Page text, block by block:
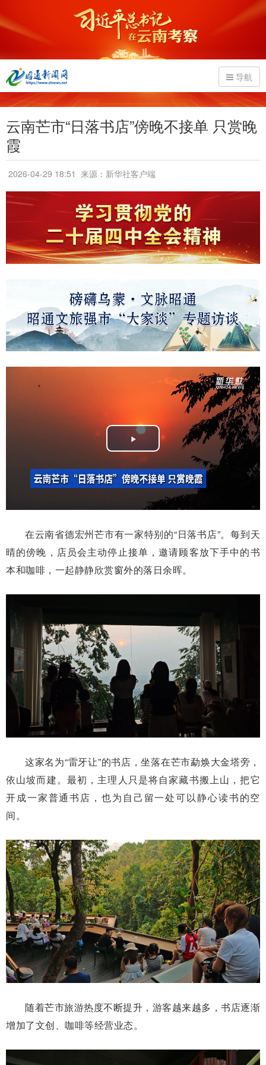
导航
云南芒市“日落书店”傍晚不接单 只赏晚
霞
2026-04-29 18:51 来源：新华社客户端
Play
Video
在云南省德宏州芒市有一家特别的“日落书店”。每到天
晴的傍晚，店员会主动停止接单，邀请顾客放下手中的书
本和咖啡，一起静静欣赏窗外的落日余晖。
这家名为“雷牙让”的书店，坐落在芒市勐焕大金塔旁，
依山坡而建。最初，主理人只是将自家藏书搬上山，把它
开成一家普通书店，也为自己留一处可以静心读书的空
间。
随着芒市旅游热度不断提升，游客越来越多，书店逐渐
增加了文创、咖啡等经营业态。